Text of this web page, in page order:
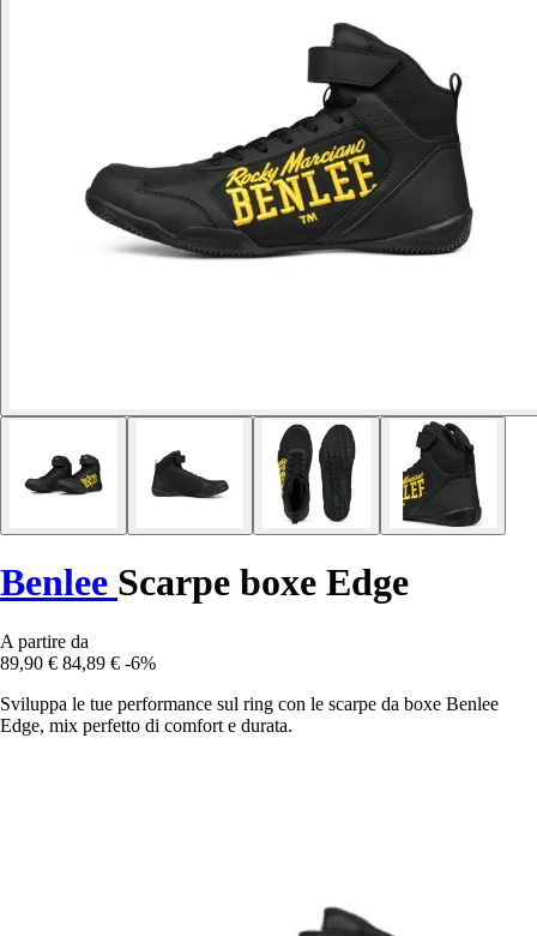
Benlee Scarpe boxe Edge
A partire da
89,90 € 84,89 € -6%
Sviluppa le tue performance sul ring con le scarpe da boxe Benlee
Edge, mix perfetto di comfort e durata.